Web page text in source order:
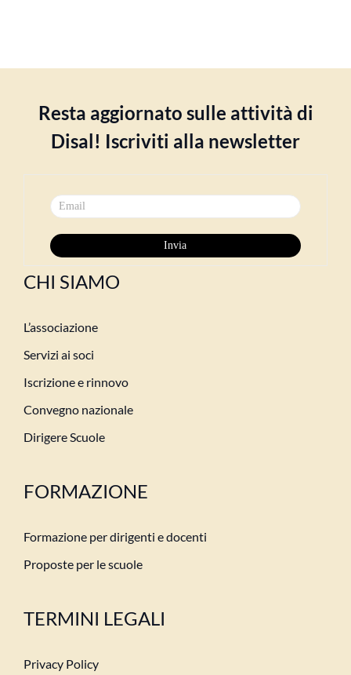
Resta aggiornato sulle attività di
Disal! Iscriviti alla newsletter
CHI SIAMO
L’associazione
Servizi ai soci
Iscrizione e rinnovo
Convegno nazionale
Dirigere Scuole
FORMAZIONE
Formazione per dirigenti e docenti
Proposte per le scuole
TERMINI LEGALI
Privacy Policy